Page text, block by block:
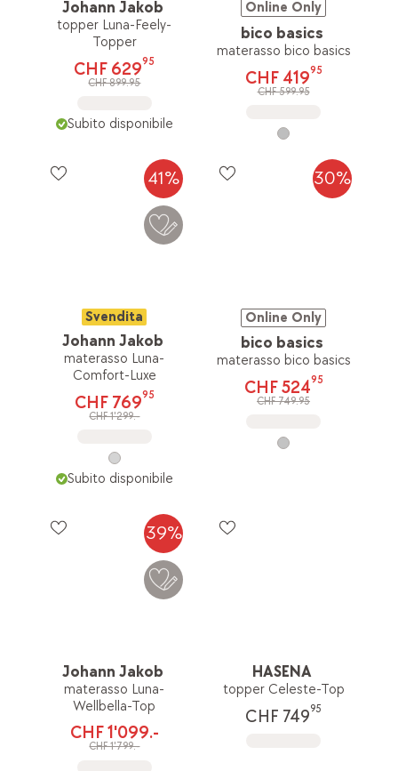
Johann Jakob
topper Luna-Feely-
Topper
CHF 62995
CHF 899.95
Subito disponibile
Online Only
bico basics
materasso bico basics
CHF 41995
CHF 599.95
41%
Svendita
Johann Jakob
materasso Luna-
Comfort-Luxe
CHF 76995
CHF 1'299.-
Subito disponibile
30%
Online Only
bico basics
materasso bico basics
CHF 52495
CHF 749.95
39%
Johann Jakob
materasso Luna-
Wellbella-Top
CHF 1'099.-
CHF 1'799.-
HASENA
topper Celeste-Top
CHF 74995